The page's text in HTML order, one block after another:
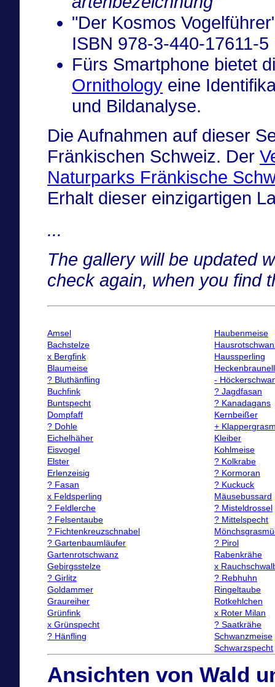
"Der Kosmos
ISBN 978-3-440-17611-5
Fürs Smartphone bietet
Ornithology eine
und Bildanalyse.
Die Aufnahmen auf dieser
Fränkischen Schweiz. Der
Naturparks Fränkische
Erhalt dieser einzigartigen
...
The gallery will be updated
check again, when you find
Amsel
Bachstelze
x Bergfink
Blaumeise
? Bluthänfling
Buchfink
Buntspecht
Dompfaff
? Dohle
Eichelhäher
Eisvogel
Elster
Erlenzeisig
? Fasan
x Feldsperling
? Feldlerche
? Felsentaube
? Fichtenkreuzschnabel
? Gartenbaumläufer
Gartenrotschwanz
Gebirgsstelze
? Girlitz
Goldammer
Graureiher
Grünfink
x Grünspecht
? Hänfling
Haubenmeise
Haussperling
-
? Jagdfasan
? Kanadagans
Kernbeißer
+
Kleiber
Kohlmeise
? Kolkrabe
? Kormoran
? Kuckuck
Mäusebussard
? Misteldrossel
? Mittelspecht
? Pirol
Rabenkrähe
x
? Rebhuhn
Ringeltaube
Rotkehlchen
x Roter Milan
? Saatkrähe
Schwanzmeise
Schwarzspecht
Ansichten von Wald